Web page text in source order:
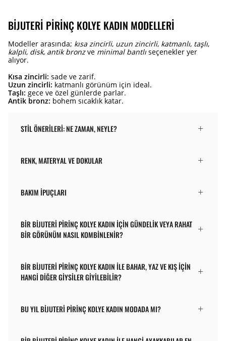
BIJUTERI PIRINÇ KOLYE KADIN MODELLERI
Modeller arasında; kısa zincirli, uzun zincirli, katmanlı, taşlı,
kalpli, disk, antik bronzve minimal bantlı seçenekler yer
alıyor.
Kısa zincirli: sade ve zarif.
Uzun zincirli: katmanlı görünüm için ideal.
Taşlı: gece ve özel günlerde parlar.
Antik bronz: bohem sıcaklık katar.
STIL ÖNERILERI: NE ZAMAN, NEYLE?
RENK, MATERYAL VE DOKULAR
BAKIM İPUÇLARI
BIR BIJUTERI PIRINÇ KOLYE KADIN IÇIN GÜNDELIK VEYA RAHAT
BIR GÖRÜNÜM NASIL KOMBINLENIR?
BIR BIJUTERI PIRINÇ KOLYE KADIN ILE BAHAR, YAZ VE KIŞ IÇIN
HANGI DIĞER GIYSILER GIYILEBILIR?
BU YIL BIJUTERI PIRINÇ KOLYE KADIN MODADA MI?